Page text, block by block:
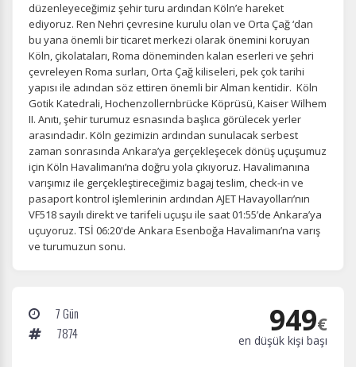
düzenleyeceğimiz şehir turu ardından Köln’e hareket
ediyoruz. Ren Nehri çevresine kurulu olan ve Orta Çağ ‘dan
bu yana önemli bir ticaret merkezi olarak önemini koruyan
Köln, çikolataları, Roma döneminden kalan eserleri ve şehri
çevreleyen Roma surları, Orta Çağ kiliseleri, pek çok tarihi
yapısı ile adından söz ettiren önemli bir Alman kentidir. Köln
Gotik Katedrali, Hochenzollernbrücke Köprüsü, Kaiser Wilhem
II. Anıtı, şehir turumuz esnasında başlıca görülecek yerler
arasındadır. Köln gezimizin ardından sunulacak serbest
zaman sonrasında Ankara’ya gerçekleşecek dönüş uçuşumuz
için Köln Havalimanı’na doğru yola çıkıyoruz. Havalimanına
varışımız ile gerçekleştireceğimiz bagaj teslim, check-in ve
pasaport kontrol işlemlerinin ardından AJET Havayolları’nın
VF518 sayılı direkt ve tarifeli uçuşu ile saat 01:55’de Ankara’ya
uçuyoruz. TSİ 06:20'de Ankara Esenboğa Havalimanı’na varış
ve turumuzun sonu.
7 Gün
7874
949€
en düşük kişi başı